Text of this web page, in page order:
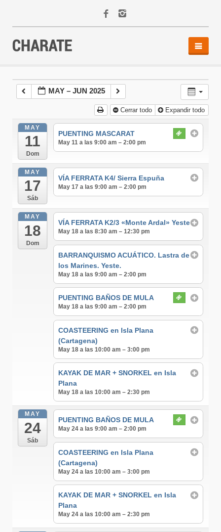
AGENDA
ACTIVIDADES
EQUIPO
CONTACTO
MAY – JUN 2025
Cerrar todo Expandir todo
MAY
11
Dom
PUENTING MASCARAT
May 11 a las 9:00 am – 2:00 pm
MAY
17
Sáb
VÍA FERRATA K4/ Sierra Espuña
May 17 a las 9:00 am – 2:00 pm
MAY
18
Dom
VÍA FERRATA K2/3 «Monte Ardal» Yeste
May 18 a las 8:30 am – 12:30 pm
BARRANQUISMO ACUÁTICO. Lastra de
los Marines. Yeste.
May 18 a las 9:00 am – 2:00 pm
PUENTING BAÑOS DE MULA
May 18 a las 9:00 am – 2:00 pm
COASTEERING en Isla Plana
(Cartagena)
May 18 a las 10:00 am – 3:00 pm
KAYAK DE MAR + SNORKEL en Isla
Plana
May 18 a las 10:00 am – 2:30 pm
MAY
24
Sáb
PUENTING BAÑOS DE MULA
May 24 a las 9:00 am – 2:00 pm
COASTEERING en Isla Plana
(Cartagena)
May 24 a las 10:00 am – 3:00 pm
KAYAK DE MAR + SNORKEL en Isla
Plana
May 24 a las 10:00 am – 2:30 pm